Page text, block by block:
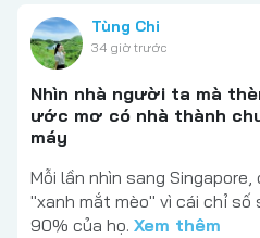
Tùng Chi
34 giờ trước
Nhìn nhà người ta mà
ước mơ có nhà thành
máy
Mỗi lần nhìn sang
"xanh mắt mèo" vì cái chỉ
90% của họ. Xem thêm